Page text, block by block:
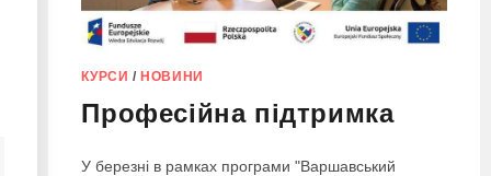
КУРСИ /НОВИНИ
Професійна підтримка
У березні в рамках програми "Варшавський